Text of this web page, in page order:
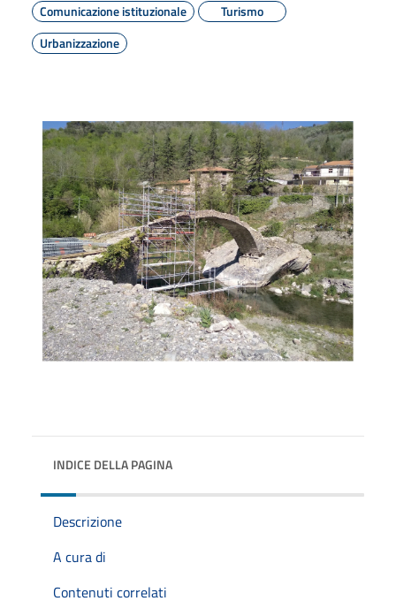
Comunicazione istituzionale
Turismo
Urbanizzazione
INDICE DELLA PAGINA
Descrizione
A cura di
Contenuti correlati